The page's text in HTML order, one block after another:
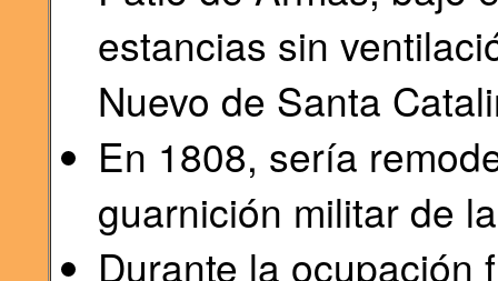
estancias sin
Nuevo de Santa
En 1808, sería
guarnición militar de
Durante la ocupación